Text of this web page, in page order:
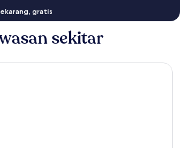
gratis
sekitar